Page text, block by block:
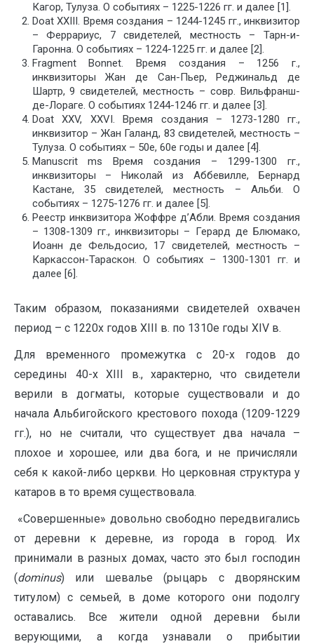
Кагор, Тулуза. О событиях – 1225-1226 гг. и далее [1].
Doat XXIII. Время создания – 1244-1245 гг., инквизитор
– Феррариус, 7 свидетелей, местность – Тарн-и-
Гаронна. О событиях – 1224-1225 гг. и далее [2].
Fragment Bonnet. Время создания – 1256 г.,
инквизиторы Жан де Сан-Пьер, Реджинальд де
Шартр, 9 свидетелей, местность – совр. Вильфранш-
де-Лораге. О событиях 1244-1246 гг. и далее [3].
Doat XXV, XXVI. Время создания – 1273-1280 гг.,
инквизитор – Жан Галанд, 83 свидетелей, местность –
Тулуза. О событиях – 50е, 60е годы и далее [4].
Manuscrit ms Время создания – 1299-1300 гг.,
инквизиторы – Николай из Аббевилле, Бернард
Кастане, 35 свидетелей, местность – Альби. О
событиях – 1275-1276 гг. и далее [5].
Реестр инквизитора Жоффре д’Абли. Время создания
– 1308-1309 гг., инквизиторы – Герард де Блюмако,
Иоанн де Фельдосио, 17 свидетелей, местность –
Каркассон-Тараскон. О событиях – 1300-1301 гг. и
далее [6].
Таким образом, показаниями свидетелей охвачен
период – с 1220х годов XIII в. по 1310е годы XIV в.
Для временного промежутка с 20-х годов до
середины 40-х XIII в., характерно, что свидетели
верили в догматы, которые существовали и до
начала Альбигойского крестового похода (1209-1229
гг.), но не считали, что существует два начала –
плохое и хорошее, или два бога, и не причисляли
себя к какой-либо церкви. Но церковная структура у
катаров в то время существовала.
«Совершенные» довольно свободно передвигались
от деревни к деревне, из города в город. Их
принимали в разных домах, часто это был господин
(dominus) или шевалье (рыцарь с дворянским
титулом) с семьей, в доме которого они подолгу
оставались. Все жители одной деревни были
верующими, а когда узнавали о прибытии